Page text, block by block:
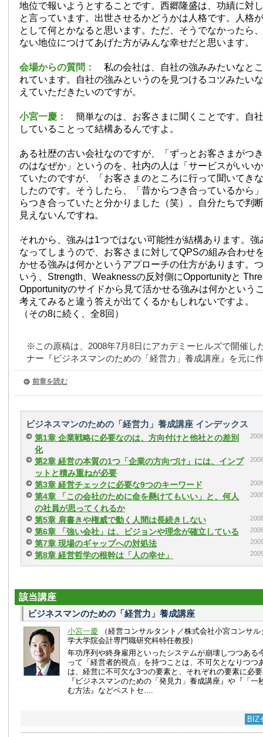
地位で報いようとすることです。西郷隆盛は、功績に対
と言っています。出世させるかどうかは人格です。人格
として何とかなると思います。ただ、そうでなかったら
ない地位につけてあげた方がみんな幸せだと思います。
会場からの質問：
私の会社は、自社の強みみたいなと
れています。自社の強みというのを見つけるコツみたい
えていただきたいのですが。
小宮一慶：
簡単なのは、お客さまに聞くことです。自
していることって結構あるんですよ。
ある社歴の古い会社なのですが、「ずっとお客さまがつ
のはなぜか」というのを、社内の人は「サービスがいい
ていたのですが、「お客さまのところに行って聞いてき
したのです。そうしたら、「昔からつき合っているから
らつき合っていたと分かりました（笑）。自分たちで判
見えないんですね。
それから、強みは1つではない可能性が結構あります。強
なってしまうので、お客さまに対してQPSの組み合わせ
かせる強みは何かというアプローチの仕方があります。
いう、Strength、Weaknessの反対側にOpportunityと
Opportunityのサイドから見て活かせる強みは何かという
考えてみると違う答えが出てくるかもしれないですよ。
（その8に続く、全8回）
※この原稿は、2008年7月8日にアカデミーヒルズで開催し
ナー『ビジネスマンのための「経営力」養成講座』を元に
前章を読む
ビジネスマンのための「経営力」養成講座 インデックス
第1章 企業戦略に必要なのは、方向付けと他社との差別
化
第2章 経営の本質の1つ「企業の方向づけ」には、インプ
ットと積み重ねが必要
第3章 経営チェックに必要な9つのキーワード
第4章 「この会社のために命を懸けてもいい」と、何人
の社員が思ってくれるか
第5章 肩書きや権威で動く人間は長続きしない
第6章 「強い会社」は、ビジョンや理念が確立している
第7章 現場のギャップへの対処法
第8章 経営哲学の根幹は「人の幸せ」
該当講座
ビジネスマンのための「経営力」養成講座
小宮一慶 （経営コンサルタント／株式会社小宮コンサ
学大学院会計専門職研究科特任教授）
年功序列や終身雇用といったシステムが崩壊しつつある
って「経営者的視点」を持つことは、不可欠となりつつ
は、経営に不可欠な3つの要素と、それぞれの要素に必
『ビジネスマンのための「発見力」養成講座』や『「一
む方法』などベストセ....
BIZ